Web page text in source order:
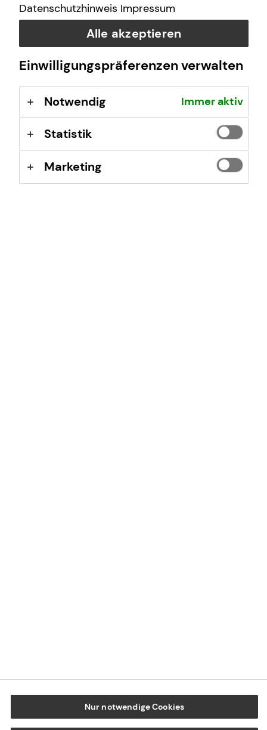
Ich habe die Informationen zumDatenschutz
gelesen
und bin damit einverstanden.
Ich bin damit einverstanden, dass mich tecis bzw.
selbstständige Vertriebspartner von tecis aufgrund
meiner obigen Anfrage kontaktieren dürfen. Diese
Fax, E-Mail) ohne Angaben von Gründen bei der
Firma tecis Finanzdienstleistungen AG, Alter
Datenschutzhinweis Impressum
Alle akzeptieren
Einwilligungspräferenzen verwalten
Notwendig Immer aktiv
Statistik
Marketing
Nur notwendige Cookies